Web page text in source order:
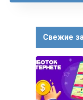
Свежие